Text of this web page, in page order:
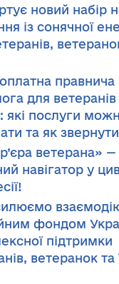
новий набір
із сонячної
правнича
для ветеранів
які послуги
та як
ветерана»
навігатор у
фондом
підтримки
ветеранок та